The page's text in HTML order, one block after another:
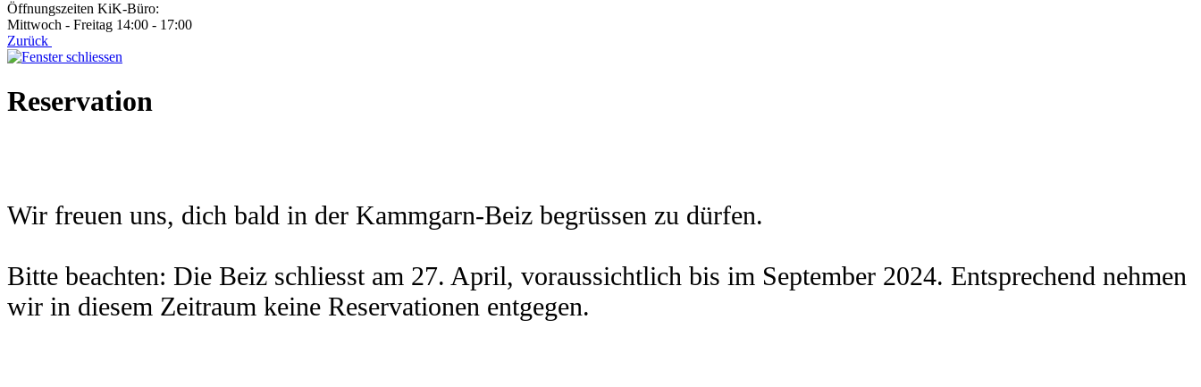
Öffnungszeiten KiK-Büro:
Mittwoch - Freitag 14:00 - 17:00
Zurück
Reservation
Wir freuen uns, dich bald in der Kammgarn-Beiz begrüssen zu dürfen.
Bitte beachten: Die Beiz schliesst am 27. April, voraussichtlich bis im September 2024. Entsprechend nehmen
wir in diesem Zeitraum keine Reservationen entgegen.